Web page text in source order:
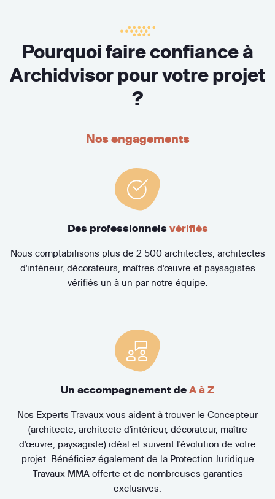
Pourquoi faire confiance à
Archidvisor pour votre projet
?
Nos engagements
Des professionnels vérifiés
Nous comptabilisons plus de 2 500 architectes, architectes
d'intérieur, décorateurs, maîtres d'œuvre et paysagistes
vérifiés un à un par notre équipe.
Un accompagnement de A à Z
Nos Experts Travaux vous aident à trouver le Concepteur
(architecte, architecte d'intérieur, décorateur, maître
d'œuvre, paysagiste) idéal et suivent l'évolution de votre
projet. Bénéficiez également de la Protection Juridique
Travaux MMA offerte et de nombreuses garanties
exclusives.